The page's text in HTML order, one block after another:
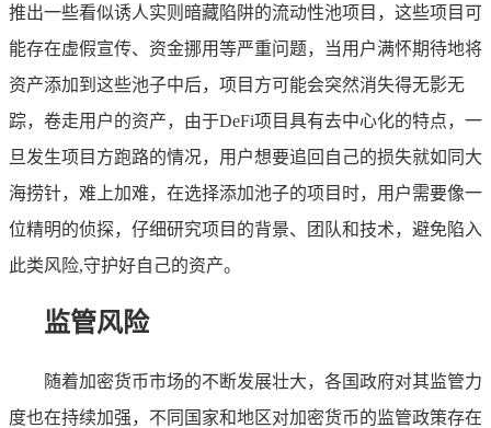
推出一些看似诱人实则暗藏陷阱的流动性池项目，这些项目可
能存在虚假宣传、资金挪用等严重问题，当用户满怀期待地将
资产添加到这些池子中后，项目方可能会突然消失得无影无
踪，卷走用户的资产，由于DeFi项目具有去中心化的特点，一
旦发生项目方跑路的情况，用户想要追回自己的损失就如同大
海捞针，难上加难，在选择添加池子的项目时，用户需要像一
位精明的侦探，仔细研究项目的背景、团队和技术，避免陷入
此类风险,守护好自己的资产。
监管风险
随着加密货币市场的不断发展壮大，各国政府对其监管力
度也在持续加强，不同国家和地区对加密货币的监管政策存在